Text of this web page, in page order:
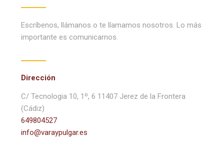
Escríbenos, llámanos o te llamamos nosotros. Lo más
importante es comunicarnos.
Dirección
C/ Tecnologia 10, 1º, 6 11407 Jerez de la Frontera
(Cádiz)
649804527
info@varaypulgar.es